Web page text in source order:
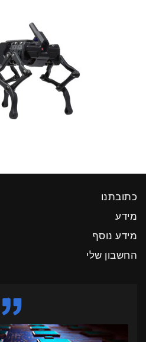
כתובתנו
מידע
מידע נוסף
החשבון שלי